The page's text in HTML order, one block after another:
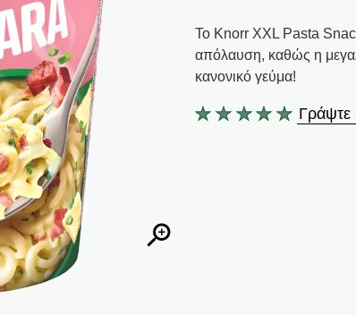
Το Knorr XXL Pasta
απόλαυση, καθώς η
κανονικό γεύμα!
Δεν
Γράψτε